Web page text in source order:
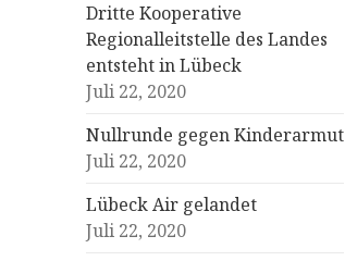
Dritte Kooperative
Regionalleitstelle des Landes
entsteht in Lübeck
Juli 22, 2020
Nullrunde gegen Kinderarmut
Juli 22, 2020
Lübeck Air gelandet
Juli 22, 2020